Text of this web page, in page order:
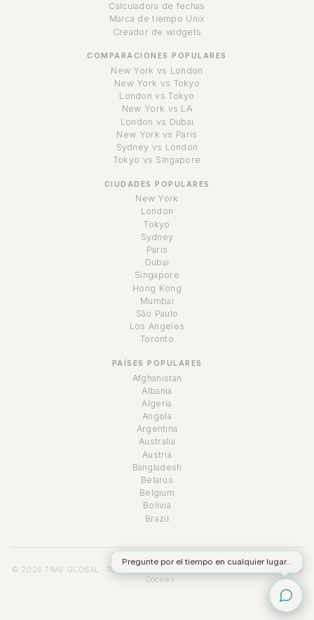
Calculadora de fechas
Marca de tiempo Unix
Creador de widgets
COMPARACIONES POPULARES
New York vs London
New York vs Tokyo
London vs Tokyo
New York vs LA
London vs Dubai
New York vs Paris
Sydney vs London
Tokyo vs Singapore
CIUDADES POPULARES
New York
London
Tokyo
Sydney
Paris
Dubai
Singapore
Hong Kong
Mumbai
São Paulo
Los Angeles
Toronto
PAÍSES POPULARES
Afghanistan
Albania
Algeria
Angola
Argentina
Australia
Austria
Bangladesh
Belarus
Belgium
Bolivia
Brazil
© 2026 TIME.GLOBAL · Todos los derechos reservados ·
Privacidad
· Cookies
Pregunte por el tiempo en cualquier lugar...